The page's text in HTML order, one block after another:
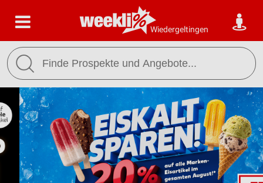
Wiedergeltingen